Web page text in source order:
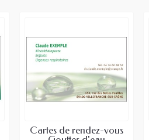
Cartes de rendez-vous